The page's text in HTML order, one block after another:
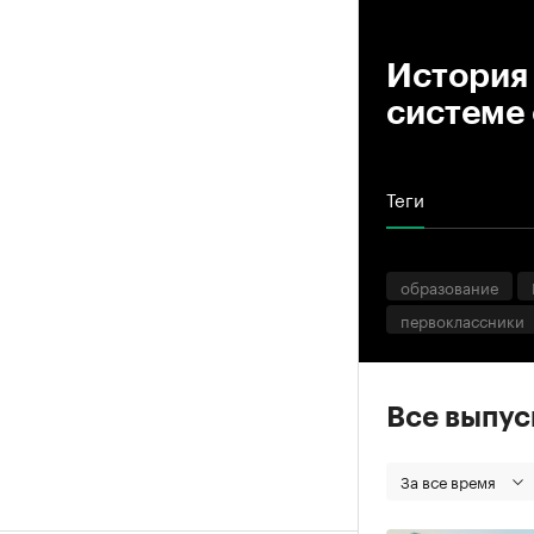
системе
Теги
образование
первоклассники
Все
За все время